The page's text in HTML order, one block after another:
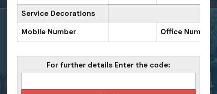
Service Decorations
Mobile Number Office Number
For further details Enter the code: